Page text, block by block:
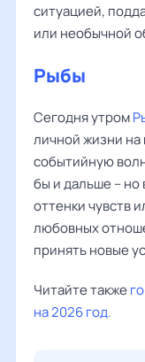
ситуацией,
или необычной
Рыбы
Сегодня утром
личной жизни
событийную
бы и дальше – но
оттенки чувств
любовных
принять новые
Читайте также
на 2026 год.